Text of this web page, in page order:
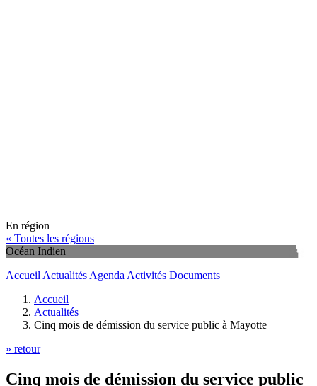
En région
« Toutes les régions
Océan Indien
Accueil Actualités Agenda Activités Documents
Accueil
Actualités
Cinq mois de démission du service public à Mayotte
» retour
Cinq mois de démission du service public